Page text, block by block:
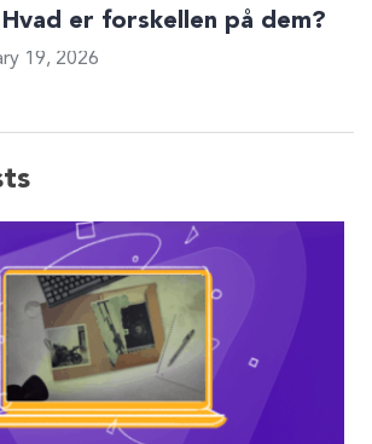
Hvad er forskellen på dem?
19, 2026